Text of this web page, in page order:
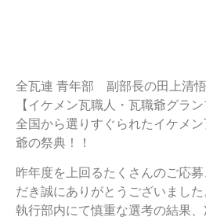
全瓦連 青年部 副部長の田上清悟
【イケメン瓦職人・瓦職爺グラ
全国から選りすぐられたイケメ
爺の祭典！！
昨年度を上回るたくさんのご応
だき誠にありがとうございました
執行部内にて慎重な選考の結果